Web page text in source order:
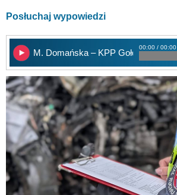
Posłuchaj wypowiedzi
M. Domańska – KPP Gołdap
00:00 / 00:00